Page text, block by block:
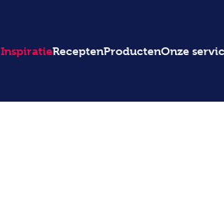
InspiratieReceptenProductenOnze